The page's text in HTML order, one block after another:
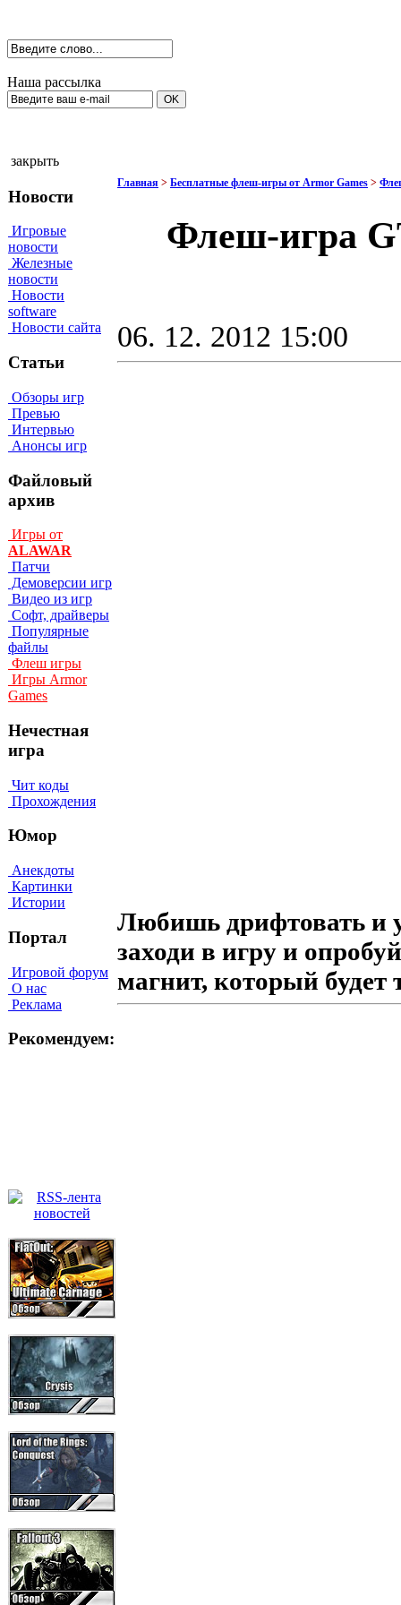
Наша рассылка
закрыть
Новости
Игровые
новости
Железные
новости
Новости
software
Новости сайта
Статьи
Обзоры игр
Превью
Интервью
Анонсы игр
Файловый
архив
Игры от
ALAWAR
Патчи
Демоверсии игр
Видео из игр
Софт, драйверы
Популярные
файлы
Флеш игры
Игры Armor
Games
Нечестная
игра
Чит коды
Прохождения
Юмор
Анекдоты
Картинки
Истории
Портал
Игровой форум
О нас
Реклама
Рекомендуем:
Главная > Бесплатные флеш-игры от Armor Games >
Флеш-игра
06. 12. 2012 15:00
Любишь дрифтовать и
заходи в игру и
магнит, который